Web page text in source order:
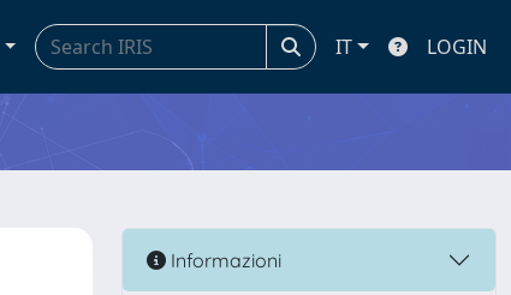
IT LOGIN
Informazioni